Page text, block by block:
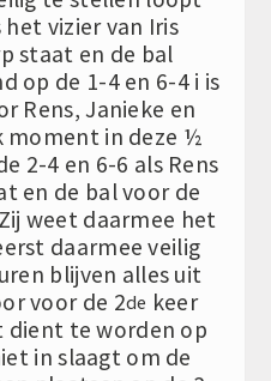
vizier van Iris
staat en de bal
op de 1-4 en 6-4 i is
Rens, Janieke en
moment in deze ½
2-4 en 6-6 als Rens
en de bal voor de
weet daarmee het
daarmee veilig
blijven alles uit
voor de 2de keer
dient te worden op
in slaagt om de